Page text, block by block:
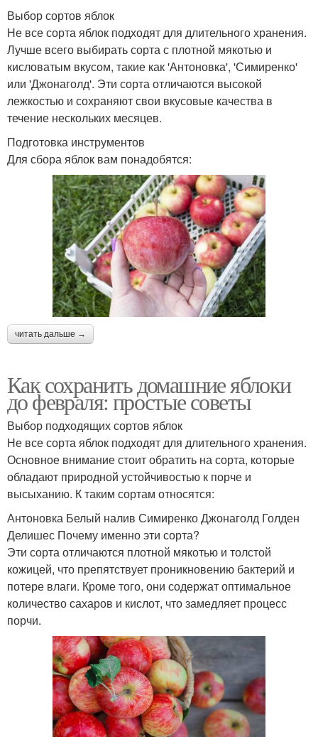
Выбор сортов яблок
Не все сорта яблок подходят для длительного хранения.
Лучше всего выбирать сорта с плотной мякотью и
кисловатым вкусом, такие как 'Антоновка', 'Симиренко'
или 'Джонаголд'. Эти сорта отличаются высокой
лежкостью и сохраняют свои вкусовые качества в
течение нескольких месяцев.
Подготовка инструментов
Для сбора яблок вам понадобятся:
читать дальше →
Как сохранить домашние яблоки
до февраля: простые советы
Выбор подходящих сортов яблок
Не все сорта яблок подходят для длительного хранения.
Основное внимание стоит обратить на сорта, которые
обладают природной устойчивостью к порче и
высыханию. К таким сортам относятся:
Антоновка Белый налив Симиренко Джонаголд Голден
Делишес Почему именно эти сорта?
Эти сорта отличаются плотной мякотью и толстой
кожицей, что препятствует проникновению бактерий и
потере влаги. Кроме того, они содержат оптимальное
количество сахаров и кислот, что замедляет процесс
порчи.